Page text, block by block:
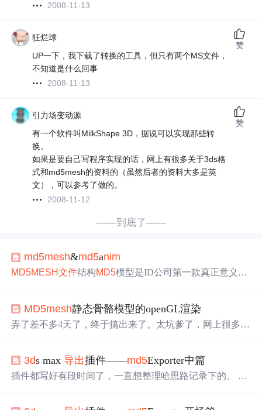
2008-11-13
狂烂球
UP一下，我下载了转换的工具，但只有两个MS文件，
不知道是什么回事
2008-11-13
赞
引力场变动源
有一个软件叫MilkShape 3D，据说可以实现那些转
换。
如果是要自己写程序实现的话，网上有很多关于3ds格
式和md5mesh的资料的（虽然后者的资料大多是英
文），可以参考了做的。
2008-11-12
赞
——到底了——
md5mesh&md5anim
MD5MESH文件结构MD5模型是ID公司第一款真正意义上
本文只阐述MD5MESH的文件结构。文件头：MD5
<integer>commandline”<string>”MD5
Version-一个整数，定
MD5mesh静态骨骼模型的openGL渲染
弄了差不多4天了，终于搞出来了。太坑爹了，网上很多都
则会增加很多修改错误的时间，这个时间还不如想好了再
写。所以写代码一定要清晰了再去写。 开始说说吧。首先
3ds max导出插件——md5Exporter中篇
插件都写好有段时间了，一直想整理哈思路记录下的。 先